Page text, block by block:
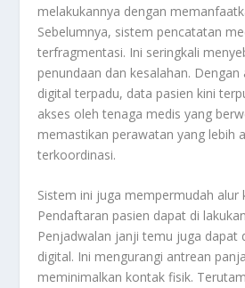
melakukannya dengan
Sebelumnya, sistem pencatatan
terfragmentasi. Ini seringkali
penundaan dan kesalahan.
digital terpadu, data pasien kini
akses oleh tenaga medis yang
memastikan perawatan yang lebih
terkoordinasi.
Sistem ini juga mempermudah alur
Pendaftaran pasien dapat di
Penjadwalan janji temu juga dapat
digital. Ini mengurangi antrean
meminimalkan kontak fisik.